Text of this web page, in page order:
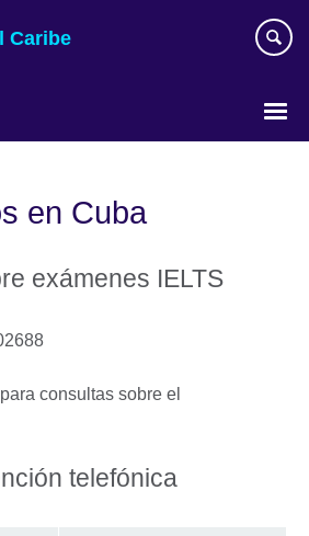
Caribe
en Cuba
exámenes IELTS
para consultas sobre el
telefónica